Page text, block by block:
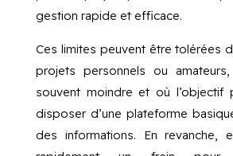
gestion rapide et efficace.
Ces limites peuvent être tolérées
projets personnels ou
souvent moindre et où l’objectif
disposer d’une plateforme
des informations. En revanche,